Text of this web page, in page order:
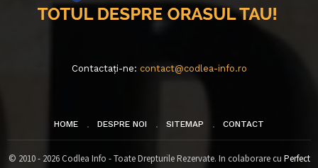
Contactați-ne: contact@codlea-info.ro
HOME DESPRE NOI SITEMAP CONTACT
© 2010 - 2026 Codlea Info - Toate Drepturile Rezervate. In colaborare cu Perfect